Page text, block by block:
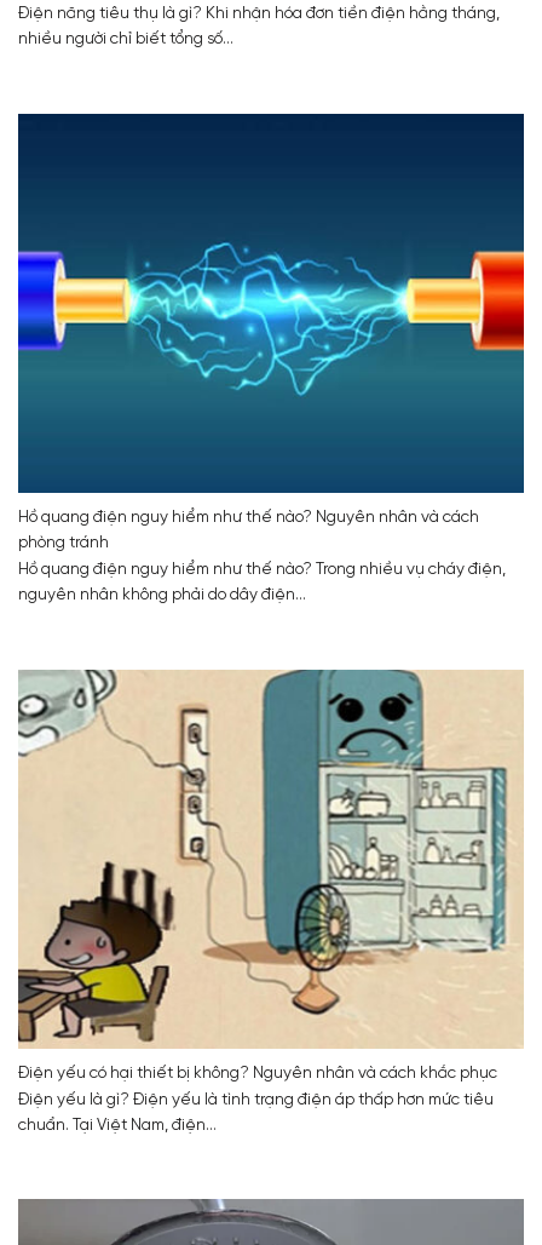
Điện năng tiêu thụ là gì? Khi nhận hóa đơn tiền điện hằng tháng,
nhiều người chỉ biết tổng số...
Hồ quang điện nguy hiểm như thế nào? Nguyên nhân và cách
phòng tránh
Hồ quang điện nguy hiểm như thế nào? Trong nhiều vụ cháy điện,
nguyên nhân không phải do dây điện...
Điện yếu có hại thiết bị không? Nguyên nhân và cách khắc phục
Điện yếu là gì? Điện yếu là tình trạng điện áp thấp hơn mức tiêu
chuẩn. Tại Việt Nam, điện...